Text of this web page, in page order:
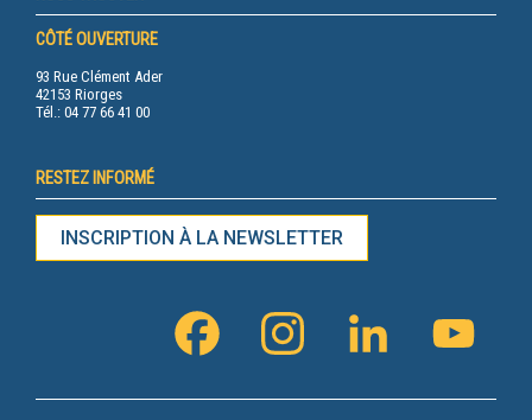
RESTEZ INFORMÉ
FACEBOOK INSTAGRAM LINKEDIN
CÔTÉ OUVERTURE
93 Rue Clément Ader
42153 Riorges
Tél.: 04 77 66 41 00
INSCRIPTION À LA NEWSLETTER